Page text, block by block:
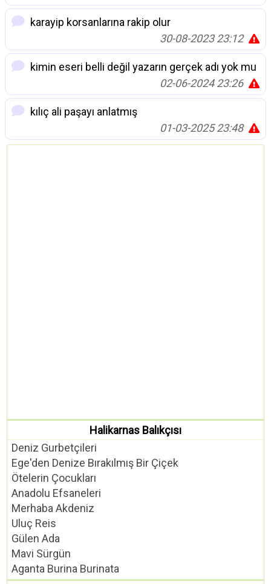
karayip korsanlarına rakip olur
30-08-2023 23:12
kimin eseri belli değil yazarın gerçek adı yok mu
02-06-2024 23:26
kılıç ali paşayı anlatmış
01-03-2025 23:48
Halikarnas Balıkçısı
Deniz Gurbetçileri
Ege'den Denize Bırakılmış Bir Çiçek
Ötelerin Çocukları
Anadolu Efsaneleri
Merhaba Akdeniz
Uluç Reis
Gülen Ada
Mavi Sürgün
Aganta Burina Burinata